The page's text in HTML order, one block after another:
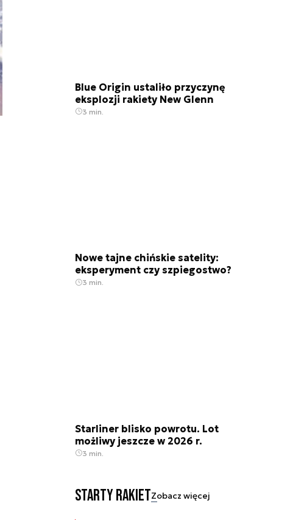
Blue Origin ustaliło przyczynę
eksplozji rakiety New Glenn
3 min.
Nowe tajne chińskie satelity:
eksperyment czy szpiegostwo?
3 min.
Starliner blisko powrotu. Lot
możliwy jeszcze w 2026 r.
3 min.
Starty rakietZobacz więcej